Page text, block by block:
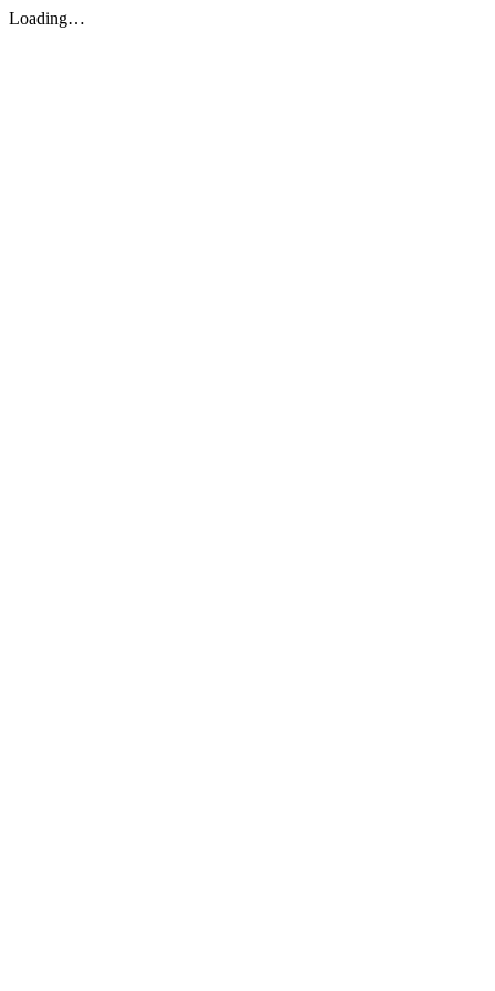
Loading…